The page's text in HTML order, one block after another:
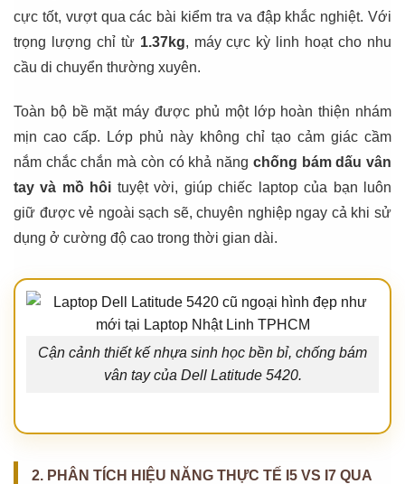
cực tốt, vượt qua các bài kiểm tra va đập khắc nghiệt. Với
trọng lượng chỉ từ 1.37kg, máy cực kỳ linh hoạt cho nhu
cầu di chuyển thường xuyên.
Toàn bộ bề mặt máy được phủ một lớp hoàn thiện nhám
mịn cao cấp. Lớp phủ này không chỉ tạo cảm giác cầm
nắm chắc chắn mà còn có khả năng chống bám dấu vân
tay và mồ hôi tuyệt vời, giúp chiếc laptop của bạn luôn
giữ được vẻ ngoài sạch sẽ, chuyên nghiệp ngay cả khi sử
dụng ở cường độ cao trong thời gian dài.
Cận cảnh thiết kế nhựa sinh học bền bỉ, chống bám
vân tay của Dell Latitude 5420.
2. PHÂN TÍCH HIỆU NĂNG THỰC TẾ I5 VS I7 QUA